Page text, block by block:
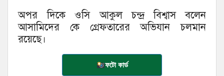
অপর দিকে ওসি আকুল চন্দ্র বিশ্বাস বলেন
আসামিদের কে গ্রেফতারের অভিযান চলমান
রয়েছে।
ফটো কার্ড